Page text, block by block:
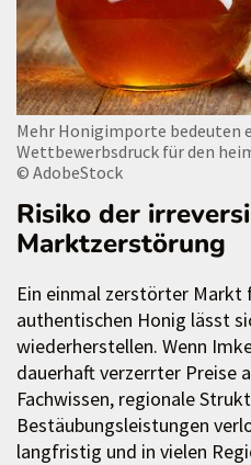
Mehr Honigimporte bedeuten
Wettbewerbsdruck für den
© AdobeStock
Risiko der
Marktzerstörung
Ein einmal zerstörter Markt
authentischen Honig lässt
wiederherstellen. Wenn
dauerhaft verzerrter Preise
Fachwissen, regionale
Bestäubungsleistungen
langfristig und in vielen